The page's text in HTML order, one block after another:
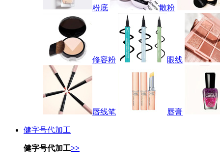
粉底 散粉
修容粉 眼线
唇线笔 唇膏
健字号代加工
健字号代加工>>